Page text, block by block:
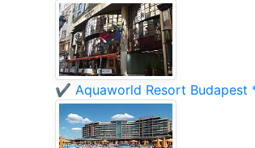
✔️ Aquaworld Resort Budapest